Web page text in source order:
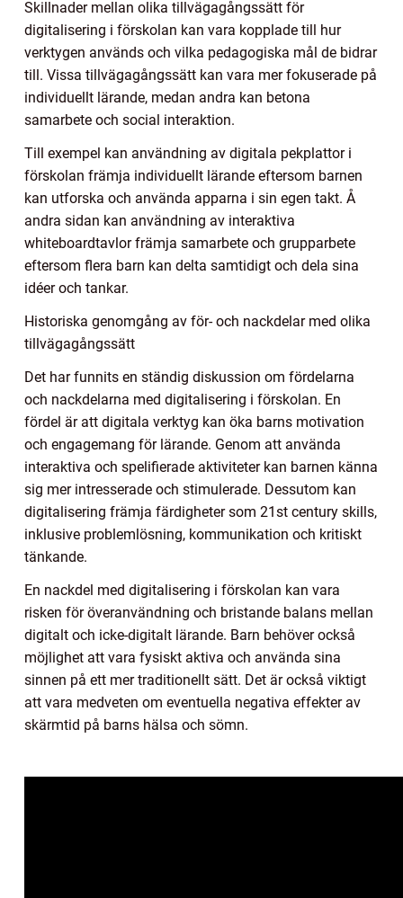
Skillnader mellan olika tillvägagångssätt för
digitalisering i förskolan kan vara kopplade till hur
verktygen används och vilka pedagogiska mål de bidrar
till. Vissa tillvägagångssätt kan vara mer fokuserade på
individuellt lärande, medan andra kan betona
samarbete och social interaktion.
Till exempel kan användning av digitala pekplattor i
förskolan främja individuellt lärande eftersom barnen
kan utforska och använda apparna i sin egen takt. Å
andra sidan kan användning av interaktiva
whiteboardtavlor främja samarbete och grupparbete
eftersom flera barn kan delta samtidigt och dela sina
idéer och tankar.
Historiska genomgång av för- och nackdelar med olika
tillvägagångssätt
Det har funnits en ständig diskussion om fördelarna
och nackdelarna med digitalisering i förskolan. En
fördel är att digitala verktyg kan öka barns motivation
och engagemang för lärande. Genom att använda
interaktiva och spelifierade aktiviteter kan barnen känna
sig mer intresserade och stimulerade. Dessutom kan
digitalisering främja färdigheter som 21st century skills,
inklusive problemlösning, kommunikation och kritiskt
tänkande.
En nackdel med digitalisering i förskolan kan vara
risken för överanvändning och bristande balans mellan
digitalt och icke-digitalt lärande. Barn behöver också
möjlighet att vara fysiskt aktiva och använda sina
sinnen på ett mer traditionellt sätt. Det är också viktigt
att vara medveten om eventuella negativa effekter av
skärmtid på barns hälsa och sömn.